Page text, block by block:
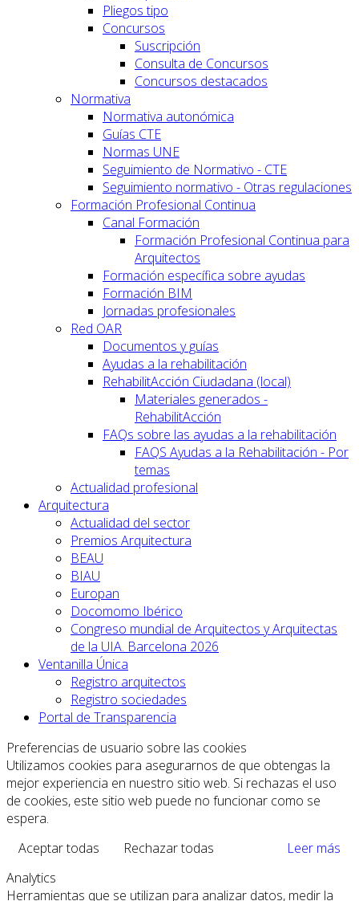
Pliegos tipo
Concursos
Suscripción
Consulta de Concursos
Concursos destacados
Normativa
Normativa autonómica
Guías CTE
Normas UNE
Seguimiento de Normativo - CTE
Seguimiento normativo - Otras regulaciones
Formación Profesional Continua
Canal Formación
Formación Profesional Continua para
Arquitectos
Formación específica sobre ayudas
Formación BIM
Jornadas profesionales
Red OAR
Documentos y guías
Ayudas a la rehabilitación
RehabilitAcción Ciudadana (local)
Materiales generados -
RehabilitAcción
FAQs sobre las ayudas a la rehabilitación
FAQS Ayudas a la Rehabilitación - Por
temas
Actualidad profesional
Arquitectura
Actualidad del sector
Premios Arquitectura
BEAU
BIAU
Europan
Docomomo Ibérico
Congreso mundial de Arquitectos y Arquitectas
de la UIA. Barcelona 2026
Ventanilla Única
Registro arquitectos
Registro sociedades
Portal de Transparencia
Preferencias de usuario sobre las cookies
Utilizamos cookies para asegurarnos de que obtengas la
mejor experiencia en nuestro sitio web. Si rechazas el uso
de cookies, este sitio web puede no funcionar como se
espera.
Aceptar todas
Rechazar todas
Leer más
Analytics
Herramientas que se utilizan para analizar datos, medir la